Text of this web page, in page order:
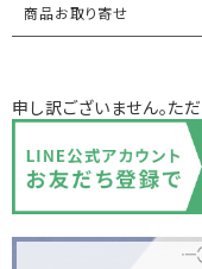
商品お取り寄せ
申し訳ございません。た